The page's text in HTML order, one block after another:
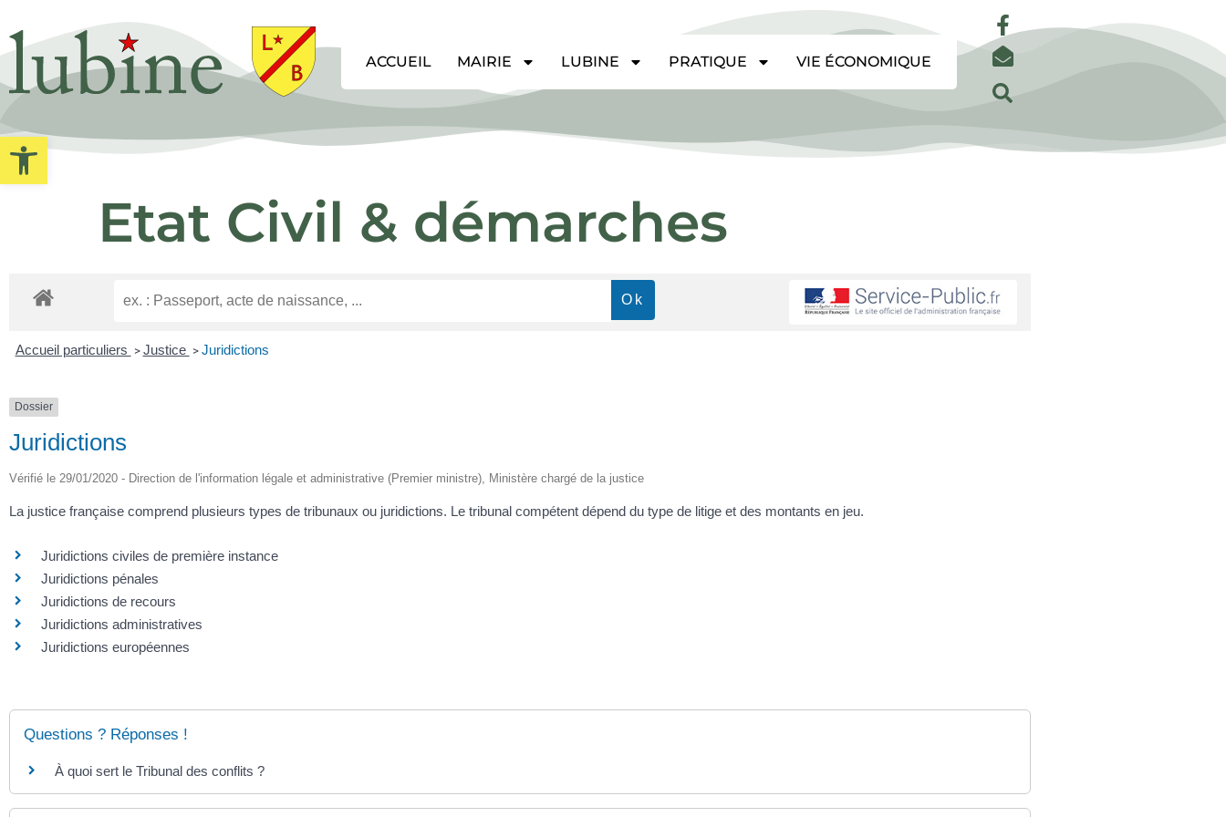
Ouvrir la barre d’outils
ACCUEIL MAIRIE LUBINE PRATIQUE VIE ÉCONOMIQUE
Etat Civil & démarches
Accueil particuliers > Justice > Juridictions
Dossier
Juridictions
Vérifié le 29/01/2020 - Direction de l'information légale et administrative (Premier ministre), Ministère chargé de la justice
La justice française comprend plusieurs types de tribunaux ou juridictions. Le tribunal compétent dépend du type de litige et des montants en jeu.
Juridictions civiles de première instance
Juridictions pénales
Juridictions de recours
Juridictions administratives
Juridictions européennes
Questions ? Réponses !
À quoi sert le Tribunal des conflits ?